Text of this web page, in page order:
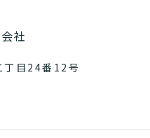
社
丁目24番12号